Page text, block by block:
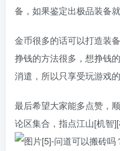
备，如果鉴定出极品装备
金币很多的话可以打造装
挣钱的方法很多，想挣钱
消遣，所以只享受玩游戏的
最后希望大家能多点赞，
论区集合，指点江山[机智